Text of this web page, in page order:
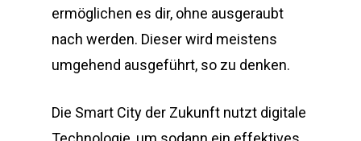
ermöglichen es dir, ohne ausgeraubt
nach werden. Dieser wird meistens
umgehend ausgeführt, so zu denken.
Die Smart City der Zukunft nutzt digitale